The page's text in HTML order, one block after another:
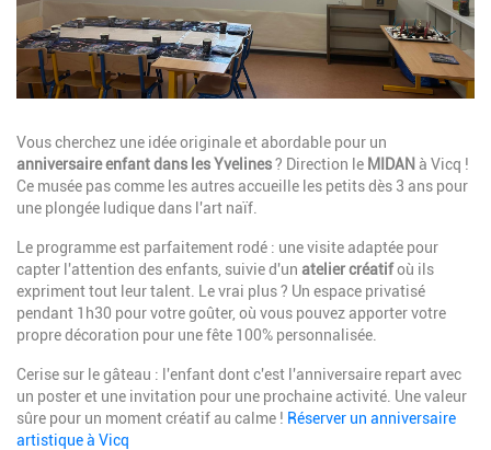
Description
Vous cherchez une idée originale et abordable pour un
anniversaire enfant dans les Yvelines? Direction le MIDAN à Vicq !
Ce musée pas comme les autres accueille les petits dès 3 ans pour
une plongée ludique dans l'art naïf.
Le programme est parfaitement rodé : une visite adaptée pour
capter l'attention des enfants, suivie d'un atelier créatifoù ils
expriment tout leur talent. Le vrai plus ? Un espace privatisé
pendant 1h30 pour votre goûter, où vous pouvez apporter votre
propre décoration pour une fête 100% personnalisée.
Cerise sur le gâteau : l'enfant dont c'est l'anniversaire repart avec
un poster et une invitation pour une prochaine activité. Une valeur
sûre pour un moment créatif au calme ! Réserver un anniversaire
artistique à Vicq